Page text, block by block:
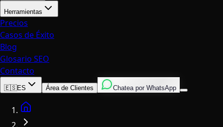
Herramientas
Precios
Casos de Éxito
Blog
Glosario SEO
Contacto
Inglés
ItalianoEspañol
🇪🇸ES Área de Clientes Chatea por WhatsApp